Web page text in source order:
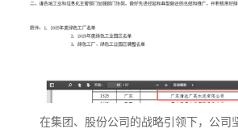
在集团、股份公司的战略引领下，公司